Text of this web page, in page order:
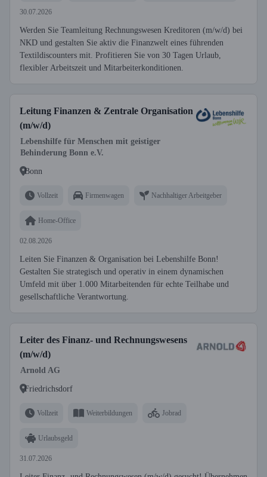
30.07.2026
Werden Sie Teamleitung Rechnungswesen Kreditoren (m/w/d) bei
NKD und gestalten Sie aktiv die Finanzwelt eines führenden
Textildiscounters mit. Profitieren Sie von 30 Tagen Urlaub,
flexibler Arbeitszeit und Mitarbeiterkonditionen.
Leitung Finanzen & Zentrale Organisation
(m/w/d)
Lebenshilfe für Menschen mit geistiger
Behinderung Bonn e.V.
Bonn
Vollzeit Firmenwagen Nachhaltiger Arbeitgeber
Home-Office
02.08.2026
Leiten Sie Finanzen & Organisation bei Lebenshilfe Bonn!
Gestalten Sie strategisch und operativ in einem dynamischen
Umfeld mit über 1.000 Mitarbeitenden für echte Teilhabe und
gesellschaftliche Verantwortung.
Leiter des Finanz- und Rechnungswesens
(m/w/d)
Arnold AG
Friedrichsdorf
Vollzeit Weiterbildungen Jobrad
Urlaubsgeld
31.07.2026